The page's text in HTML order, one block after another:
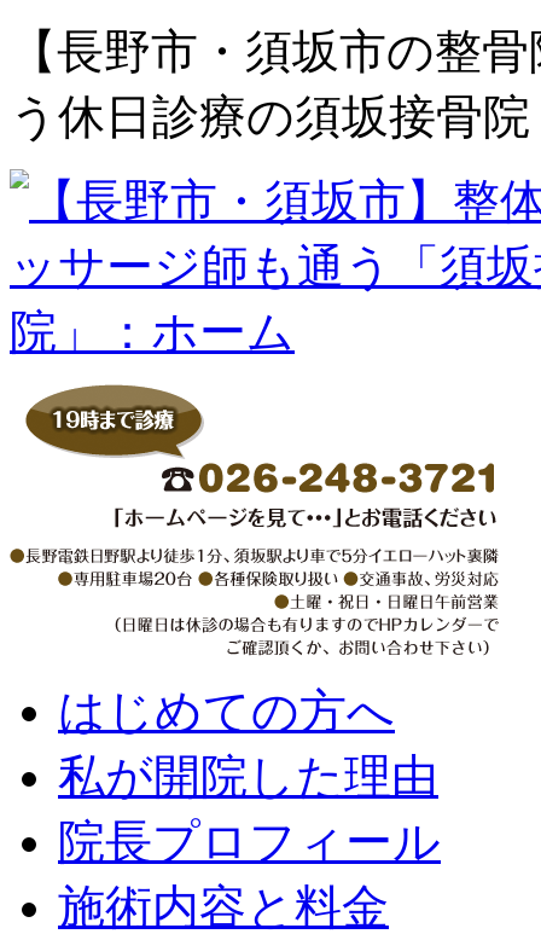
【長野市・須坂市の整
う休日診療の須坂接骨院
はじめての方へ
私が開院した理由
院長プロフィール
施術内容と料金